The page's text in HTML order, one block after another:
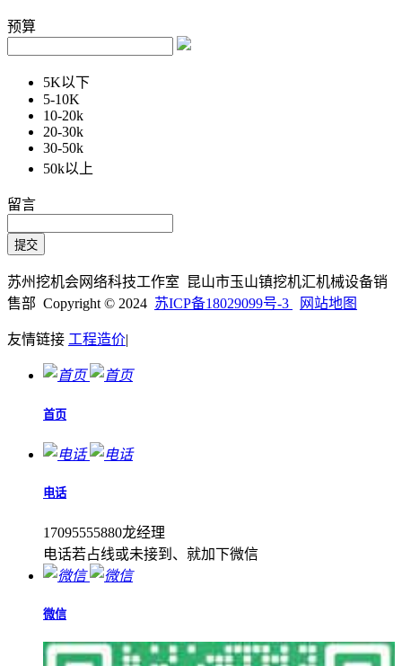
预算
5K以下
5-10K
10-20k
20-30k
30-50k
50k以上
留言
苏州挖机会网络科技工作室 昆山市玉山镇挖机汇机械设备销
售部 Copyright © 2024 苏ICP备18029099号-3 网站地图
友情链接 工程造价|
首页
电话
17095555880龙经理
电话若占线或未接到、就加下微信
微信